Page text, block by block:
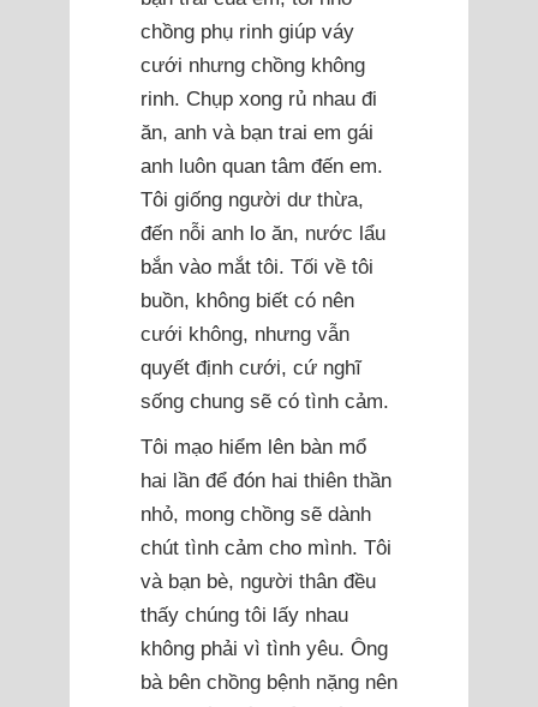
chồng phụ rinh giúp váy
cưới nhưng chồng không
rinh. Chụp xong rủ nhau đi
ăn, anh và bạn trai em gái
anh luôn quan tâm đến em.
Tôi giống người dư thừa,
đến nỗi anh lo ăn, nước lẩu
bắn vào mắt tôi. Tối về tôi
buồn, không biết có nên
cưới không, nhưng vẫn
quyết định cưới, cứ nghĩ
sống chung sẽ có tình cảm.
Tôi mạo hiểm lên bàn mổ
hai lần để đón hai thiên thần
nhỏ, mong chồng sẽ dành
chút tình cảm cho mình. Tôi
và bạn bè, người thân đều
thấy chúng tôi lấy nhau
không phải vì tình yêu. Ông
bà bên chồng bệnh nặng nên